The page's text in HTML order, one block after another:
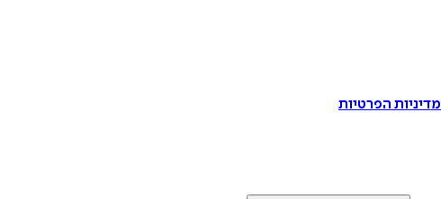
הפרטיות